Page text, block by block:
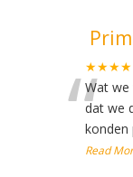
“Wat we
dat we
konden
Read